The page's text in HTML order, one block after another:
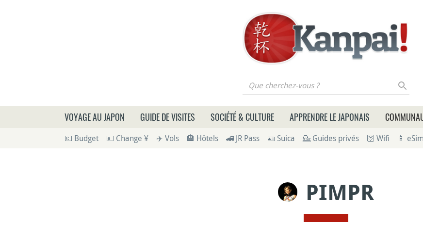
Que cherchez-vous ?
VOYAGE AU JAPON GUIDE DE VISITES SOCIÉTÉ & CULTURE APPRENDRE LE JAPONAIS
💶 Budget 💴 Change ¥ ✈️ Vols 🏨 Hôtels 🚄 JR Pass 🪪 Suica 💁 Guides privés 🛜 Wifi 📱 eSim
PIMPR